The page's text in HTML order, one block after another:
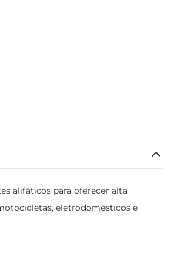
alifáticos para oferecer alta
eletrodomésticos e